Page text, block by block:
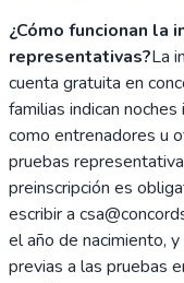
¿Cómo funcionan la
representativas?La
cuenta gratuita en
familias indican
como entrenadores u
pruebas
preinscripción es
escribir a
el año de nacimiento,
previas a las pruebas